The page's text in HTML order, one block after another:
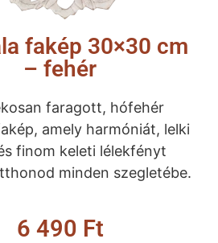
fakép 30×30 cm
– fehér
faragott, hófehér
amely harmóniát, lelki
finom keleti lélekfényt
minden szegletébe.
6 490 Ft